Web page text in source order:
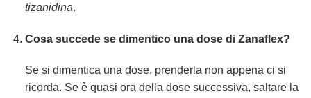
tizanidina.
Cosa succede se dimentico una dose di Zanaflex?
Se si dimentica una dose, prenderla non appena ci si
ricorda. Se è quasi ora della dose successiva, saltare la